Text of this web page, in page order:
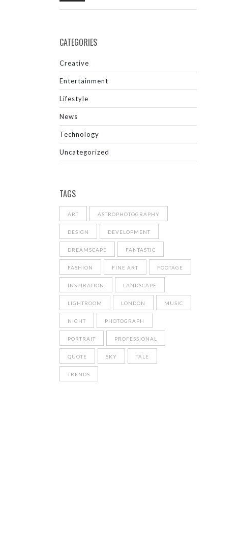
CATEGORIES
Creative
Entertainment
Lifestyle
News
Technology
Uncategorized
TAGS
ART ASTROPHOTOGRAPHY
DESIGN DEVELOPMENT
DREAMSCAPE FANTASTIC
FASHION FINE ART FOOTAGE
INSPIRATION LANDSCAPE
LIGHTROOM LONDON MUSIC
NIGHT PHOTOGRAPH
PORTRAIT PROFESSIONAL
QUOTE SKY TALE
TRENDS